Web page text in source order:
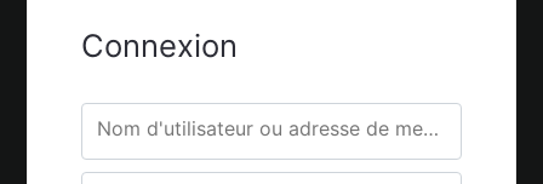
Connexion
Nom d'utilisateur ou adresse de messagerie.